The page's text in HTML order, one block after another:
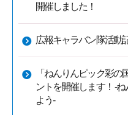
開催しました！
広報キャラバン隊活動
「ねんりんピック彩の
ントを開催します！ -
よう-